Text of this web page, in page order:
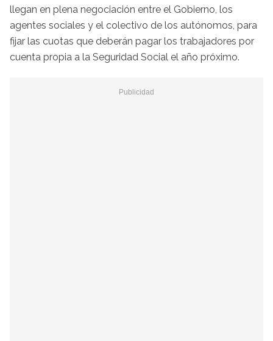
llegan en plena negociación entre el Gobierno, los
agentes sociales y el colectivo de los autónomos, para
fijar las cuotas que deberán pagar los trabajadores por
cuenta propia a la Seguridad Social el año próximo.